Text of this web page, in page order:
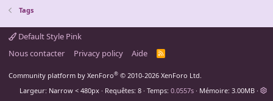
Tags
Default Style Pink
Nous contacter
Privacy policy Aide
R
Community platform by XenForo® © 2010-2026 XenForo Ltd.
Largeur
Requêtes 8 Temps 0.0557s Mémoire 3.00MB